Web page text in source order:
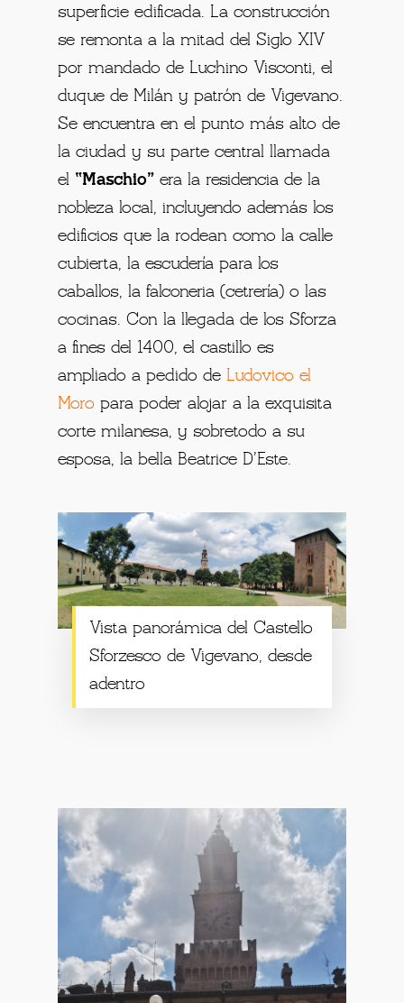
superficie edificada. La construcción
se remonta a la mitad del Siglo XIV
por mandado de Luchino Visconti, el
duque de Milán y patrón de Vigevano.
Se encuentra en el punto más alto de
la ciudad y su parte central llamada
el “Maschio” era la residencia de la
nobleza local, incluyendo además los
edificios que la rodean como la calle
cubierta, la escudería para los
caballos, la falconeria (cetrería) o las
cocinas. Con la llegada de los Sforza
a fines del 1400, el castillo es
ampliado a pedido de Ludovico el
Moro para poder alojar a la exquisita
corte milanesa, y sobretodo a su
esposa, la bella Beatrice D’Este.
Vista panorámica del Castello
Sforzesco de Vigevano, desde
adentro